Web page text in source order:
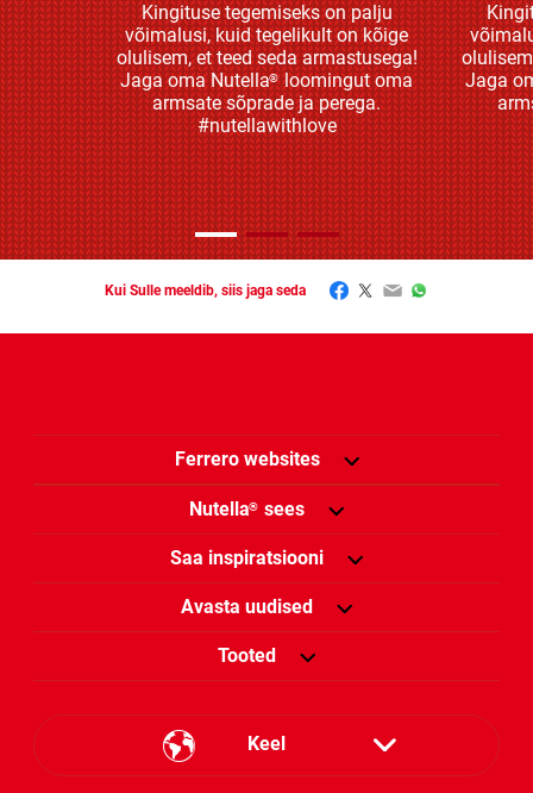
Kingituse tegemiseks on palju
võimalusi, kuid tegelikult on kõige
olulisem, et teed seda armastusega!
Jaga oma Nutella® loomingut oma
armsate sõprade ja perega.
#nutellawithlove
Jaga
Kui Sulle meeldib, siis jaga seda Facebook
Twitter
EmailWhatsApp
Ferrero websites
Nutella® sees
Saa inspiratsiooni
Avasta uudised
Tooted
Keel